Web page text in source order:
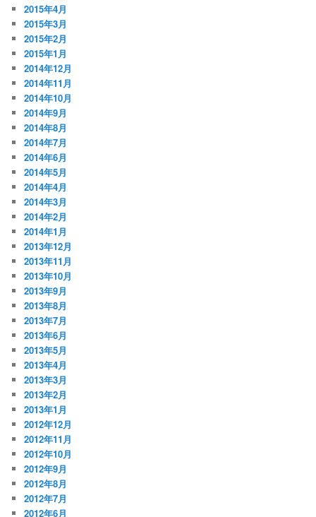
2015年4月
2015年3月
2015年2月
2015年1月
2014年12月
2014年11月
2014年10月
2014年9月
2014年8月
2014年7月
2014年6月
2014年5月
2014年4月
2014年3月
2014年2月
2014年1月
2013年12月
2013年11月
2013年10月
2013年9月
2013年8月
2013年7月
2013年6月
2013年5月
2013年4月
2013年3月
2013年2月
2013年1月
2012年12月
2012年11月
2012年10月
2012年9月
2012年8月
2012年7月
2012年6月